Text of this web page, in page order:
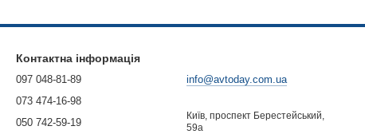
Контактна інформація
097 048-81-89
073 474-16-98
050 742-59-19
info@avtoday.com.ua
Київ, проспект Берестейський,
59а